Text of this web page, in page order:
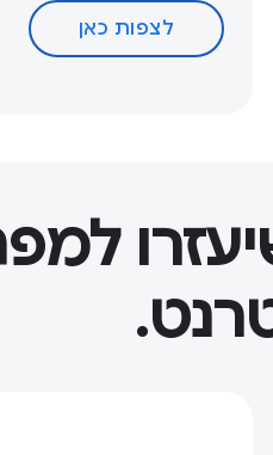
לצפות כאן